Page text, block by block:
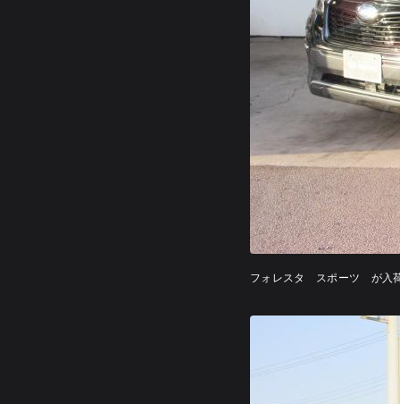
フォレスタ スポーツ が入